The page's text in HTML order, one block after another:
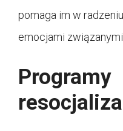
pomaga im w
emocjami
Programy